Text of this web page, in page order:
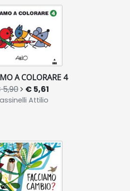
A COLORARE 4
€ 5,61
Attilio